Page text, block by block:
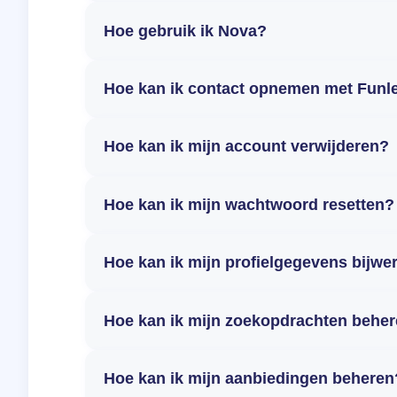
Hoe gebruik ik Nova?
Hoe kan ik contact opnemen met
Hoe kan ik mijn account verwijderen?
Hoe kan ik mijn wachtwoord resetten?
Hoe kan ik mijn profielgegevens
Hoe kan ik mijn zoekopdrachten
Hoe kan ik mijn aanbiedingen